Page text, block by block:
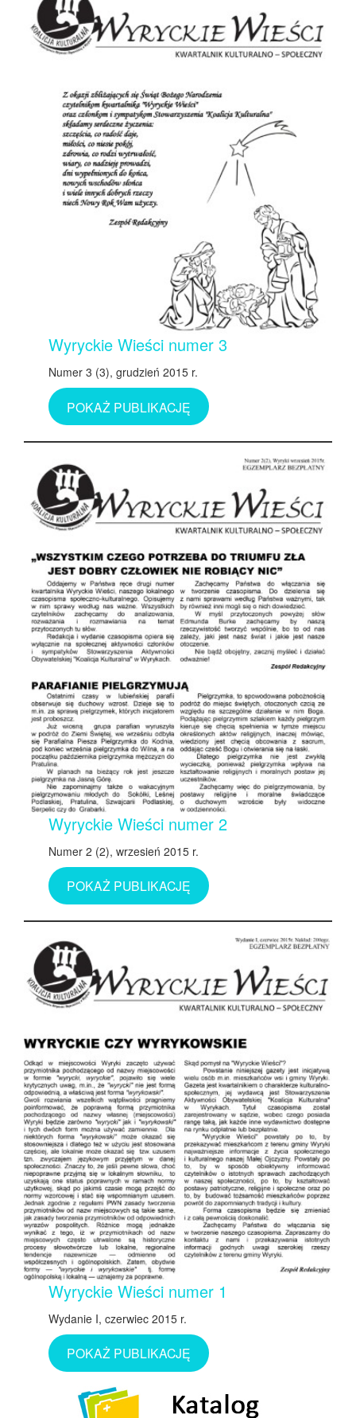
Wyryckie Wieści numer 3
Numer 3 (3), grudzień 2015 r.
POKAŻ PUBLIKACJĘ
Wyryckie Wieści numer 2
Numer 2 (2), wrzesień 2015 r.
POKAŻ PUBLIKACJĘ
Wyryckie Wieści numer 1
Wydanie I, czerwiec 2015 r.
POKAŻ PUBLIKACJĘ